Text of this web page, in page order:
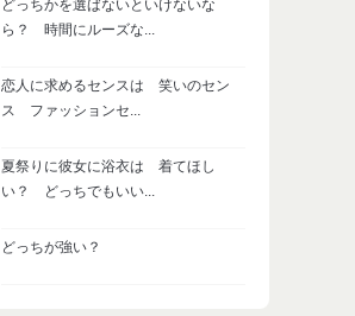
どっちかを選ばないといけないな
ら？ 時間にルーズな...
恋人に求めるセンスは 笑いのセン
ス ファッションセ...
夏祭りに彼女に浴衣は 着てほし
い？ どっちでもいい...
どっちが強い？